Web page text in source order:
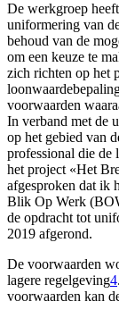
De werkgroep
uniformering van
behoud van de
om een keuze te
zich richten op het
voorwaarden
In verband met de
op het gebied van
professional die de
het project «Het
afgesproken dat ik
Blik Op Werk
de opdracht tot
2019 afgerond.
De voorwaarden
lagere regelgeving4
voorwaarden kan